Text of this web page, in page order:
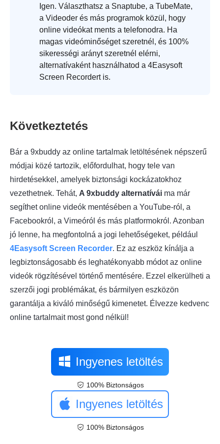
Igen. Választhatsz a Snaptube, a TubeMate,
a Videoder és más programok közül, hogy
online videókat ments a telefonodra. Ha
magas videóminőséget szeretnél, és 100%
sikerességi arányt szeretnél elérni,
alternatívaként használhatod a 4Easysoft
Screen Recordert is.
Következtetés
Bár a 9xbuddy az online tartalmak letöltésének népszerű
módjai közé tartozik, előfordulhat, hogy tele van
hirdetésekkel, amelyek biztonsági kockázatokhoz
vezethetnek. Tehát, A 9xbuddy alternatívái ma már
segíthet online videók mentésében a YouTube-ról, a
Facebookról, a Vimeóról és más platformokról. Azonban
jó lenne, ha megfontolná a jogi lehetőségeket, például
4Easysoft Screen Recorder. Ez az eszköz kínálja a
legbiztonságosabb és leghatékonyabb módot az online
videók rögzítésével történő mentésére. Ezzel elkerülheti a
szerzői jogi problémákat, és bármilyen eszközön
garantálja a kiváló minőségű kimenetet. Élvezze kedvenc
online tartalmait most gond nélkül!
Ingyenes letöltés
100% Biztonságos
Ingyenes letöltés
100% Biztonságos